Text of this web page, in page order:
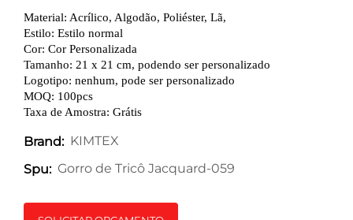
Material: Acrílico, Algodão, Poliéster, Lã,
Estilo: Estilo normal
Cor: Cor Personalizada
Tamanho: 21 x 21 cm, podendo ser personalizado
Logotipo: nenhum, pode ser personalizado
MOQ: 100pcs
Taxa de Amostra: Grátis
Brand: KIMTEX
Spu: Gorro de Tricô Jacquard-059